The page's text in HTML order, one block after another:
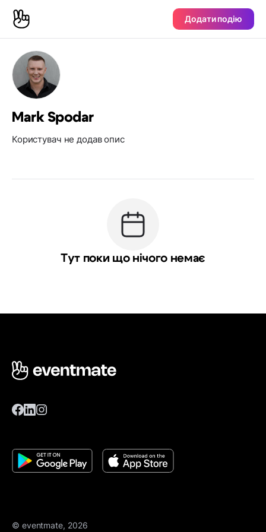
Додати подію
Mark Spodar
Користувач не додав опис
Тут поки що нічого немає
© eventmate, 2026